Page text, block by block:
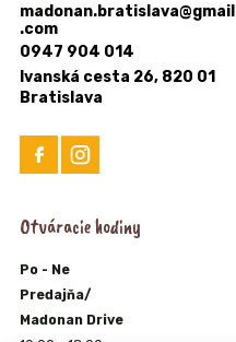
madonan.bratislava@gmail
.com
0947 904 014
Ivanská cesta 26, 820 01
Bratislava
Otváracie hodiny
Po - Ne
Predajňa/
Madonan Drive